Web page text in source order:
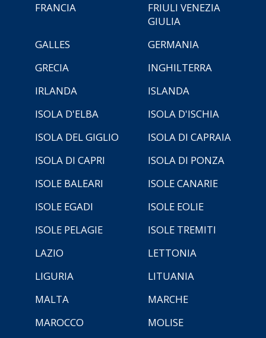
FRANCIA
FRIULI VENEZIA
GIULIA
GALLES
GERMANIA
GRECIA
INGHILTERRA
IRLANDA
ISLANDA
ISOLA D'ELBA
ISOLA D'ISCHIA
ISOLA DEL GIGLIO
ISOLA DI CAPRAIA
ISOLA DI CAPRI
ISOLA DI PONZA
ISOLE BALEARI
ISOLE CANARIE
ISOLE EGADI
ISOLE EOLIE
ISOLE PELAGIE
ISOLE TREMITI
LAZIO
LETTONIA
LIGURIA
LITUANIA
MALTA
MARCHE
MAROCCO
MOLISE